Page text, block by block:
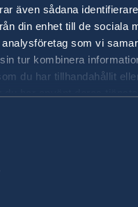
även sådana
din enhet till de sociala
som vi
tur kombinera
du har tillhandahållit
25 feb. 2025, 12.32
i Irland
AMBASSAD
of Sweden